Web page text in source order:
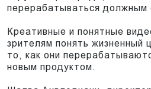
перерабатываться должным
Креативные и понятные
зрителям понять жизненный
то, как они
новым продуктом.